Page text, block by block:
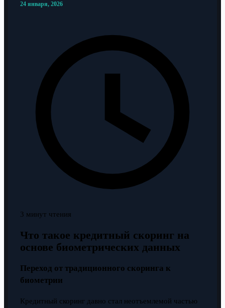
24 января, 2026
3 минут чтения
Что такое кредитный скоринг на
основе биометрических данных
Переход от традиционного скоринга к
биометрии
Кредитный скоринг давно стал неотъемлемой частью